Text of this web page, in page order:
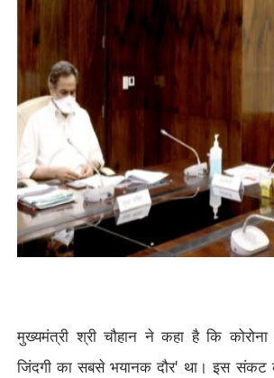
मुख्यमंत्री श्री चौहान ने कहा है कि
जिंदगी का सबसे भयानक दौर'था। इस संकट